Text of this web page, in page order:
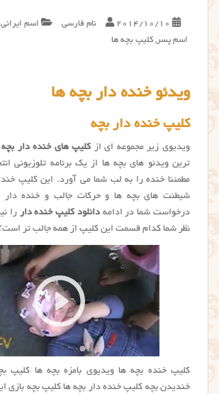
2014/10/10 نام فارسی اسم
اسم پسر , کلیپ بچه ها
ویدئو خنده دار بچه ها
کلیپ خنده دار بچه
ویدیوی زیر مجموعه ای از کلیپ های خنده دار بچه
ترین ویدئو های بچه ها از یک برنامه تلوزیونی
مطمئنا خنده را به لب شما می آورد. این کلیپ
شیطنت های بچه ها و حرکات جالب و خنده دار
درخواست شما در ادامهدانلود کلیپ خنده دار را
نظر شما کدام قسمت این کلیپ از همه جالب تر
کلیپ خنده بچه ها ویدیوی بامزه بچه ها کلیپ
خندیدن بچه کلیپ خنده دار بچه ها کلیپ بچه بازی